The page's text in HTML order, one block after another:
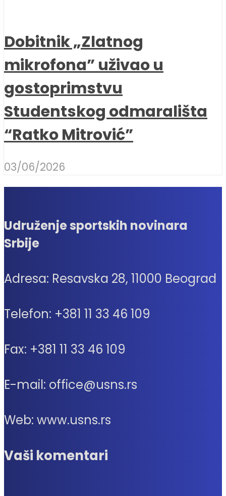
Dobitnik „Zlatnog
mikrofona” uživao u
gostoprimstvu
Studentskog odmarališta
“Ratko Mitrović”
03/06/2026
Udruženje sportskih novinara
Srbije
Adresa: Resavska 28, 11000 Beograd
Telefon: +381 11 33 46 109
Fax: +381 11 33 46 109
E-mail: office@usns.rs
Web: www.usns.rs
Vaši komentari